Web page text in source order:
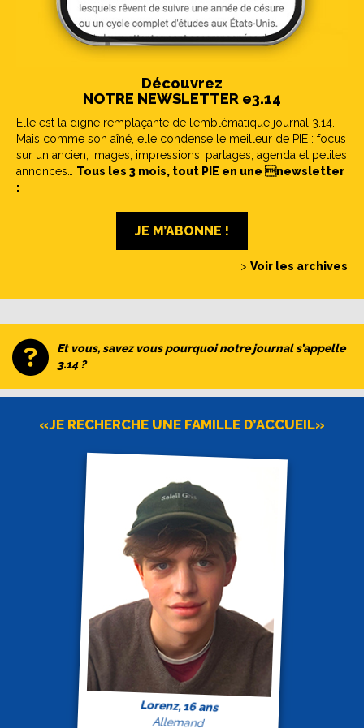
Découvrez
NOTRE NEWSLETTER e3.14
Elle est la digne remplaçante de l’emblématique journal 3.14.
Mais comme son aîné, elle condense le meilleur de PIE : focus
sur un ancien, images, impressions, partages, agenda et petites
annonces… Tous les 3 mois, tout PIE en une newsletter
:
JE M’ABONNE !
> Voir les archives
Et vous, savez vous pourquoi notre journal s’appelle
3.14 ?
«JE RECHERCHE UNE FAMILLE D’ACCUEIL»
Lorenz, 16 ans
Allemand